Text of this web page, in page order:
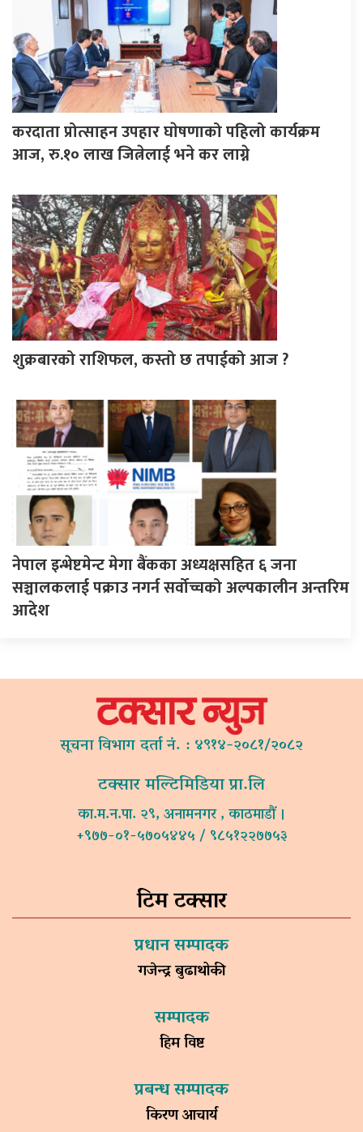
करदाता प्रोत्साहन उपहार घाेषणाको पहिलो कार्यक्रम
आज, रु.१० लाख जित्नेलाई भने कर लाग्ने
शुक्रबारको राशिफल, कस्तो छ तपाईको आज ?
नेपाल इन्भेष्टमेन्ट मेगा बैंकका अध्यक्षसहित ६ जना
सञ्चालकलाई पक्राउ नगर्न सर्वोच्चको अल्पकालीन अन्तरिम
आदेश
सूचना विभाग दर्ता नं. : ४९१४-२०८१/२०८२
टक्सार मल्टिमिडिया प्रा.लि
का.म.न.पा. २९, अनामनगर , काठमाडौं ।
+९७७-०१-५७०५४४५ / ९८५१२२७७५३
टिम टक्सार
प्रधान सम्पादक
गजेन्द्र बुढाथोकी
सम्पादक
हिम विष्ट
प्रबन्ध सम्पादक
किरण आचार्य